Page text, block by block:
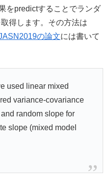
をpredictすることでランダ
得します。その方法は
の論文には書いて
used linear mixed
variance-covariance
random slope for
slope (mixed model